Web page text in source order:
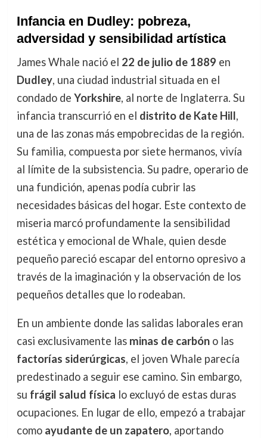
Infancia en Dudley: pobreza,
adversidad y sensibilidad artística
James Whale nació el 22 de julio de 1889 en
Dudley, una ciudad industrial situada en el
condado de Yorkshire, al norte de Inglaterra. Su
infancia transcurrió en el distrito de Kate Hill,
una de las zonas más empobrecidas de la región.
Su familia, compuesta por siete hermanos, vivía
al límite de la subsistencia. Su padre, operario de
una fundición, apenas podía cubrir las
necesidades básicas del hogar. Este contexto de
miseria marcó profundamente la sensibilidad
estética y emocional de Whale, quien desde
pequeño pareció escapar del entorno opresivo a
través de la imaginación y la observación de los
pequeños detalles que lo rodeaban.
En un ambiente donde las salidas laborales eran
casi exclusivamente las minas de carbóno las
factorías siderúrgicas, el joven Whale parecía
predestinado a seguir ese camino. Sin embargo,
su frágil salud física lo excluyó de estas duras
ocupaciones. En lugar de ello, empezó a trabajar
como ayudante de un zapatero, aportando